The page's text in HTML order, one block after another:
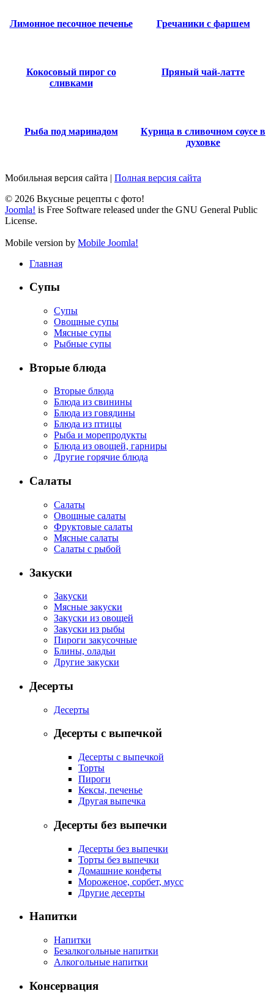
Лимонное песочное печенье Гречаники с фаршем
Кокосовый пирог со
сливками
Пряный чай-латте
Рыба под маринадом
Курица в сливочном соусе в
духовке
Мобильная версия сайта | Полная версия сайта
© 2026 Вкусные рецепты с фото!
Joomla! is Free Software released under the GNU General Public
License.
Mobile version by Mobile Joomla!
Главная
Супы
Супы
Овощные супы
Мясные супы
Рыбные супы
Вторые блюда
Вторые блюда
Блюда из свинины
Блюда из говядины
Блюда из птицы
Рыба и морепродукты
Блюда из овощей, гарниры
Другие горячие блюда
Салаты
Салаты
Овощные салаты
Фруктовые салаты
Мясные салаты
Салаты с рыбой
Закуски
Закуски
Мясные закуски
Закуски из овощей
Закуски из рыбы
Пироги закусочные
Блины, оладьи
Другие закуски
Десерты
Десерты
Десерты с выпечкой
Десерты с выпечкой
Торты
Пироги
Кексы, печенье
Другая выпечка
Десерты без выпечки
Десерты без выпечки
Торты без выпечки
Домашние конфеты
Мороженое, сорбет, мусс
Другие десерты
Напитки
Напитки
Безалкогольные напитки
Алкогольные напитки
Консервация